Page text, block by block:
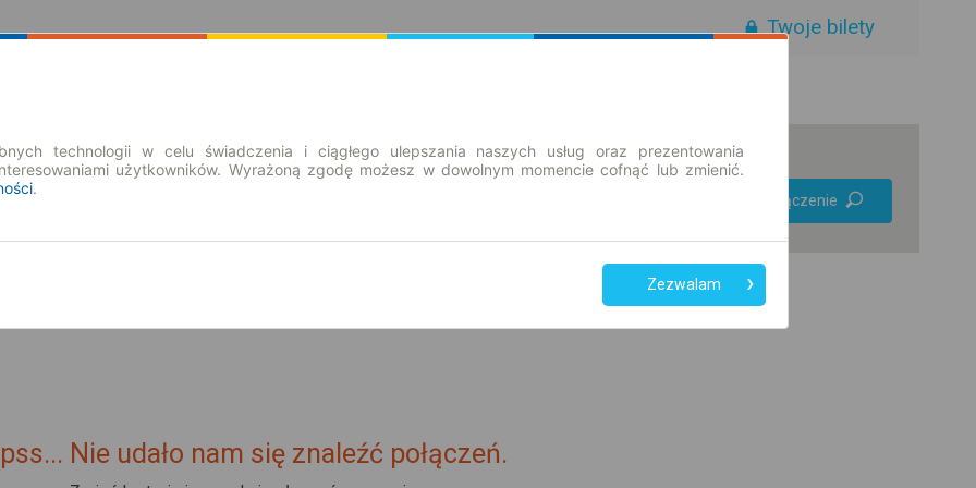
Twoje bilety
Znajdź połączenie
Babice
Nie udało nam się znaleźć połączeń.
technologii w celu świadczenia i ciągłego ulepszania naszych usług oraz prezentowania
użytkowników. Wyrażoną zgodę możesz w dowolnym momencie cofnąć lub zmienić.
.
Zezwalam